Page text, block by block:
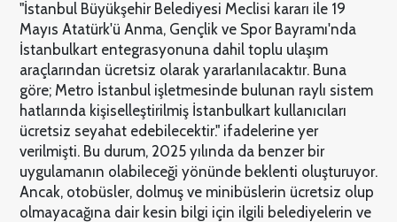
"İstanbul Büyükşehir Belediyesi Meclisi kararı ile 19
Mayıs Atatürk'ü Anma, Gençlik ve Spor Bayramı'nda
İstanbulkart entegrasyonuna dahil toplu ulaşım
araçlarından ücretsiz olarak yararlanılacaktır. Buna
göre; Metro İstanbul işletmesinde bulunan raylı sistem
hatlarında kişiselleştirilmiş İstanbulkart kullanıcıları
ücretsiz seyahat edebilecektir." ifadelerine yer
verilmişti. Bu durum, 2025 yılında da benzer bir
uygulamanın olabileceği yönünde beklenti oluşturuyor.
Ancak, otobüsler, dolmuş ve minibüslerin ücretsiz olup
olmayacağına dair kesin bilgi için ilgili belediyelerin ve